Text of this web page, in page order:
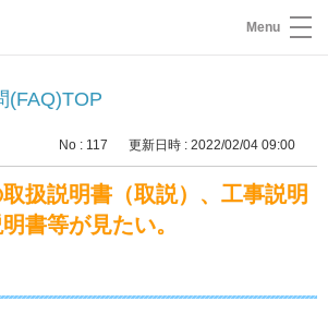
Menu
(FAQ)TOP
No : 117 更新日時 : 2022/02/04 09:00
扱説明書（取説）、工事説明
書等が見たい。